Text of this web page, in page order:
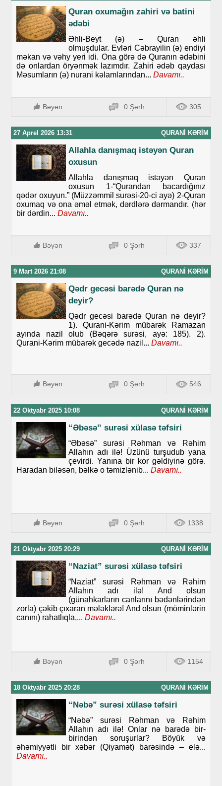
Quran oxumağın zahiri və batini
ədəbi
Əhli-Beyt (ə) – Quran əhli
olmuşdular. Evləri Cəbrayilin (ə) endiyi
məkan və vəhy yeri idi. Ona görə də Quranın ədəbini
də onlardan öryənmək lazımdır. Zahiri ədəb qaydası
Məsumların (ə) nurani kəlamlarından... Davamı..
Bəyən 0 Şərh 305
27 Aprel 2026 13:31 QURANI KƏRIM
Allahla danışmaq istəyən Quran
oxusun
Allahla danışmaq istəyən Quran
oxusun 1-“Qurandan bacardığınız
qədər oxuyun.” (Müzzəmmil surəsi-20-ci ayə) 2-Quran
oxumaq və ona əməl etmək, dərdlərə dərmandır. (hər
bir dərdin... Davamı..
Bəyən 0 Şərh 337
9 Mart 2026 21:08 QURANI KƏRIM
Qədr gecəsi barədə Quran nə
deyir?
Qədr gecəsi barədə Quran nə deyir?
1). Qurani-Kərim mübarək Ramazan
ayında nazil olub (Bəqərə surəsi, ayə: 185). 2).
Qurani-Kərim mübarək gecədə nazil... Davamı..
Bəyən 0 Şərh 546
22 Oktyabr 2025 10:08 QURANI KƏRIM
“Əbəsə” surəsi xülasə təfsiri
“Əbəsə” surəsi Rəhman və Rəhim
Allahın adı ilə! Üzünü turşudub yana
çevirdi. Yanına bir kor gəldiyinə görə.
Haradan biləsən, bəlkə o təmizlənib... Davamı..
Bəyən 0 Şərh 1338
21 Oktyabr 2025 20:29 QURANI KƏRIM
“Naziat” surəsi xülasə təfsiri
“Naziat” surəsi Rəhman və Rəhim
Allahın adı ilə! And olsun
(günahkarların canlarını bədənlərindən
zorla) çəkib çıxaran mələklərə! And olsun (möminlərin
canını) rahatlıqla,... Davamı..
Bəyən 0 Şərh 1154
18 Oktyabr 2025 20:28 QURANI KƏRIM
“Nəbə” surəsi xülasə təfsiri
“Nəbə” surəsi Rəhman və Rəhim
Allahın adı ilə! Onlar nə barədə bir-
birindən soruşurlar? Böyük və
əhəmiyyətli bir xəbər (Qiyamət) barəsində – elə...
Davamı..